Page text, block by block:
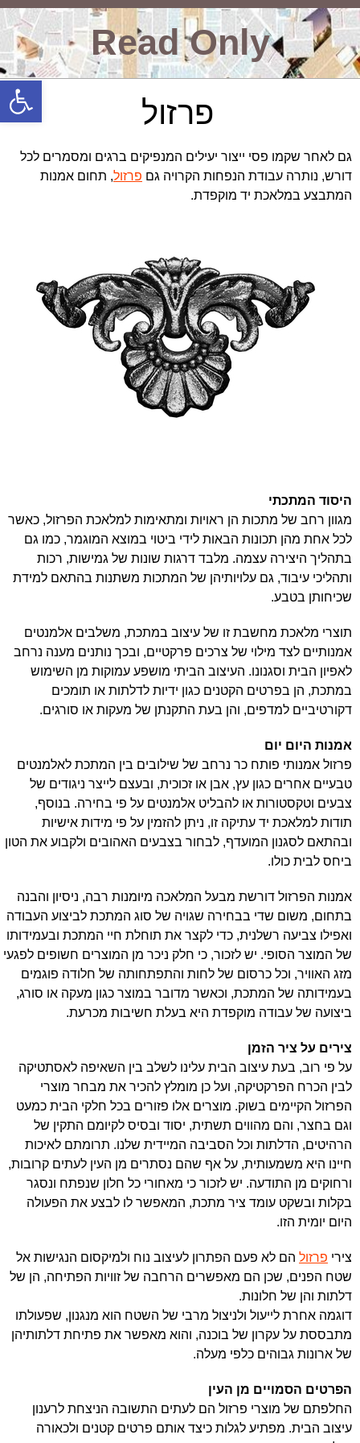
פתח
Read Only
פרזול
גם לאחר שקמו פסי ייצור יעילים המנפיקים ברגים ומסמרים לכל
דורש, נותרה עבודת הנפחות הקרויה גם פרזול, תחום אמנות
המתבצע במלאכת יד מוקפדת.
היסוד המתכתי
מגוון רחב של מתכות הן ראויות ומתאימות למלאכת הפרזול, כאשר
לכל אחת מהן תכונות הבאות לידי ביטוי במוצא המוגמר, כמו גם
בתהליך היצירה עצמה. מלבד דרגות שונות של גמישות, רכות
ותהליכי עיבוד, גם עלויותיהן של המתכות משתנות בהתאם למידת
שכיחותן בטבע.
תוצרי מלאכת מחשבת זו של עיצוב במתכת, משלבים אלמנטים
אמנותיים לצד מילוי של צרכים פרקטיים, ובכך נותנים מענה נרחב
לאפיון הבית וסגנונו. העיצוב הביתי מושפע עמוקות מן השימוש
במתכת, הן בפרטים הקטנים כגון ידיות לדלתות או תומכים
דקורטיביים למדפים, והן בעת התקנתן של מעקות או סורגים.
אמנות היום יום
פרזול אמנותי פותח כר נרחב של שילובים בין המתכת לאלמנטים
טבעיים אחרים כגון עץ, אבן או זכוכית, ובעצם לייצר ניגודים של
צבעים וטקסטורות או להבליט אלמנטים על פי בחירה. בנוסף,
תודות למלאכת יד עתיקה זו, ניתן להזמין על פי מידות אישיות
ובהתאם לסגנון המועדף, לבחור בצבעים האהובים ולקבוע את הטון
ביחס לבית כולו.
אמנות הפרזול דורשת מבעל המלאכה מיומנות רבה, ניסיון והבנה
בתחום, משום שדי בבחירה שגויה של סוג המתכת לביצוע העבודה
ואפילו צביעה רשלנית, כדי לקצר את תוחלת חיי המתכת ובעמידותו
של המוצר הסופי. יש לזכור, כי חלק ניכר מן המוצרים חשופים לפגעי
מזג האוויר, וכל כרסום של לחות והתפתחותה של חלודה פוגמים
בעמידותה של המתכת, וכאשר מדובר במוצר כגון מעקה או סורג,
ביצועה של עבודה מוקפדת היא בעלת חשיבות מכרעת.
צירים על ציר הזמן
על פי רוב, בעת עיצוב הבית עלינו לשלב בין השאיפה לאסתטיקה
לבין הכרח הפרקטיקה, ועל כן מומלץ להכיר את מבחר מוצרי
הפרזול הקיימים בשוק. מוצרים אלו פזורים בכל חלקי הבית כמעט
וגם בחצר, והם מהווים תשתית, יסוד ובסיס לקיומם התקין של
הרהיטים, הדלתות וכל הסביבה המיידית שלנו. תרומתם לאיכות
חיינו היא משמעותית, על אף שהם נסתרים מן העין לעתים קרובות,
ורחוקים מן התודעה. יש לזכור כי מאחורי כל חלון שנפתח ונסגר
בקלות ובשקט עומד ציר מתכת, המאפשר לו לבצע את הפעולה
היום יומית הזו.
צירי פרזול הם לא פעם הפתרון לעיצוב נוח ולמיקסום הנגישות אל
שטח הפנים, שכן הם מאפשרים הרחבה של זוויות הפתיחה, הן של
דלתות והן של חלונות.
דוגמה אחרת לייעול ולניצול מרבי של השטח הוא מנגנון, שפעולתו
מתבססת על עקרון של בוכנה, והוא מאפשר את פתיחת דלתותיהן
של ארונות גבוהים כלפי מעלה.
הפרטים הסמויים מן העין
החלפתם של מוצרי פרזול הם לעתים התשובה הניצחת לרענון
עיצוב הבית. מפתיע לגלות כיצד אותם פרטים קטנים ולכאורה